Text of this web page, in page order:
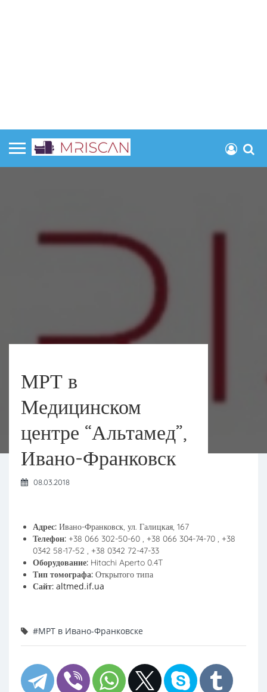
МРТ в
Медицинском
центре “Альтамед”,
Ивано-Франковск
08.03.2018
Адрес: Ивано-Франковск, ул. Галицкая, 167
Телефон: +38 066 302-50-60 , +38 066 304-74-70 , +38
0342 58-17-52 , +38 0342 72-47-33
Оборудование: Hitachi Aperto 0.4T
Тип томографа: Открытого типа
Сайт: altmed.if.ua
#МРТ в Ивано-Франковске